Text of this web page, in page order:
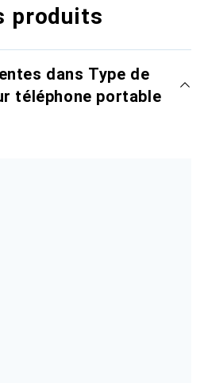
produits
dans Type de
téléphone portable